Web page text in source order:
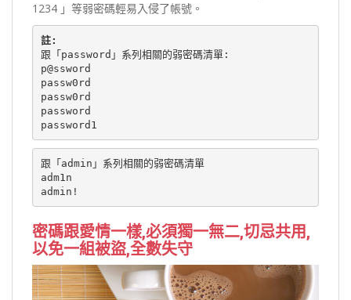
1234 」等弱密碼輕易入侵了帳號。
註:
跟「password」系列相關的弱密碼清單:
p@ssword
passw0rd
passw0rd
password
password1
跟「admin」系列相關的弱密碼清單
adm1n
admin!
密碼跟愛情一樣,必須獨一無二,切忌共用,
以免一組被盜,全數失守